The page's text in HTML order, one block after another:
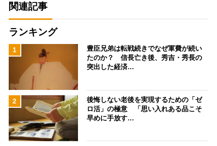
関連記事
ランキング
1
豊臣兄弟は転戦続きでなぜ軍費が続い
たのか？ 信長亡き後、秀吉・秀長の
突出した経済…
2
後悔しない老後を実現するための「ゼ
ロ活」の極意 「思い入れある品こそ
早めに手放す…